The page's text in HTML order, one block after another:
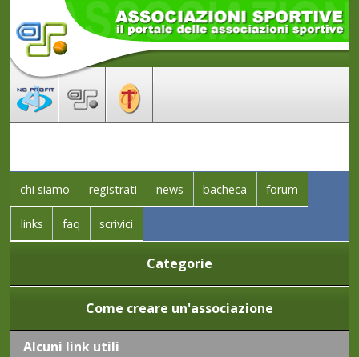
chi siamo registrati news bacheca forum
links faq scrivici
Categorie
Come creare un'associazione
Alcuni link utili